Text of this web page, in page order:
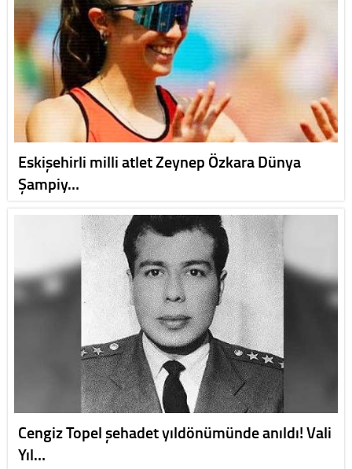
Eskişehirli milli atlet Zeynep Özkara Dünya
Şampiy…
Cengiz Topel şehadet yıldönümünde anıldı! Vali
Yıl…